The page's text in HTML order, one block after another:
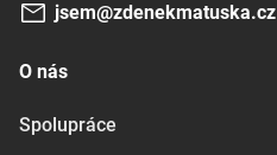
jsem@zdenekmatuska.cz
O nás
Spolupráce